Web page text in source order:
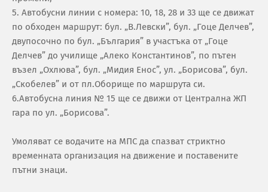
5. Автобусни линии с номера: 10, 18, 28 и 33 ще се движат
по обходен маршрут: бул. „В.Левски”, бул. „Гоце Делчев”,
двупосочно по бул. „България” в участъка от „Гоце
Делчев” до училище „Алеко Константинов”, по пътен
възел „Охлюва”, бул. „Мидия Енос”, ул. „Борисова”, бул.
„Скобелев” и от пл.Оборище по маршрута си.
6.Автобусна линия № 15 ще се движи от Централна ЖП
гара по ул. „Борисова”.
Умоляват се водачите на МПС да спазват стриктно
временната организация на движение и поставените
пътни знаци.